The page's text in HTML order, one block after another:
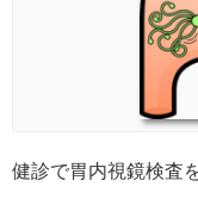
健診で胃内視鏡検査